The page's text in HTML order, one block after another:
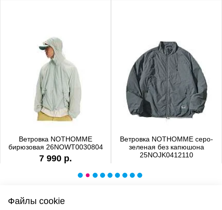
Ветровка NOTHOMME
бирюзовая 26NOWT0030804
7 990 р.
Ветровка NOTHOMME серо-
зеленая без капюшона
25NOJK0412110
Файлы cookie